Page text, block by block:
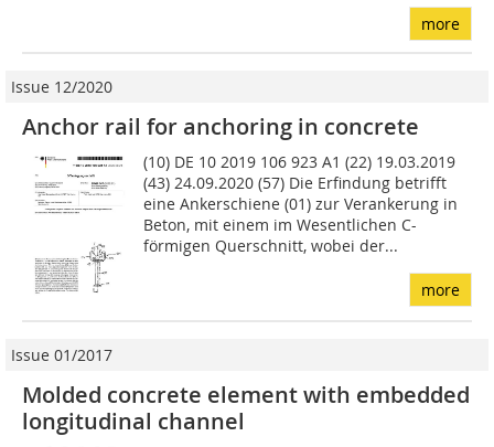
more
Issue 12/2020
Anchor rail for anchoring in concrete
(10) DE 10 2019 106 923 A1 (22) 19.03.2019
(43) 24.09.2020 (57) Die Erfindung betrifft
eine Anker­schiene (01) zur Verankerung in
Beton, mit einem im We­sentlichen C-
förmigen Querschnitt, wobei der...
more
Issue 01/2017
Molded concrete element with embedded
­longitudinal channel